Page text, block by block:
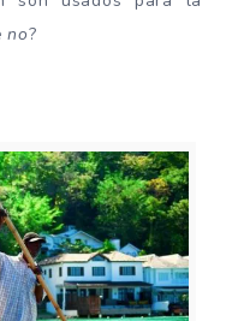
no?